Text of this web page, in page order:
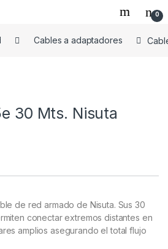
0
Cables a adaptadores
30 Mts. Nisuta
de red armado de Nisuta. Sus 30
conectar extremos distantes en
amplios asegurando el total flujo